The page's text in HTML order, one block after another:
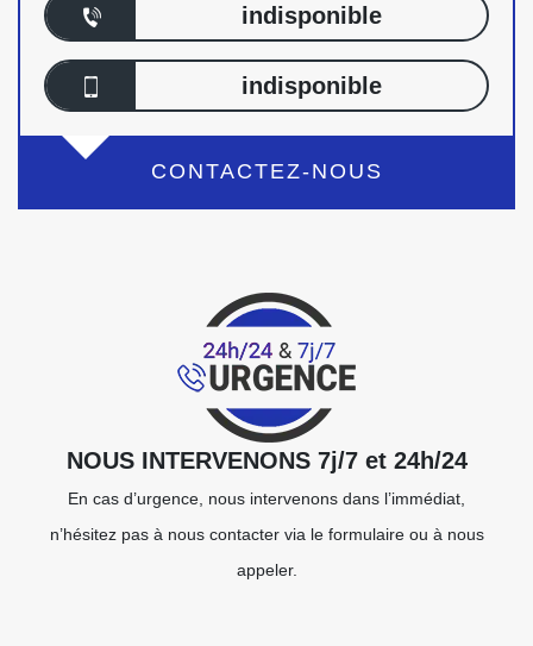
indisponible
indisponible
CONTACTEZ-NOUS
NOUS INTERVENONS 7j/7 et 24h/24
En cas d’urgence, nous intervenons dans l’immédiat,
n’hésitez pas à nous contacter via le formulaire ou à nous
appeler.